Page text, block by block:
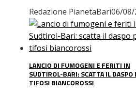
Redazione PianetaBari06/08/
LANCIO DI FUMOGENI E FERITI IN
SUDTIROL-BARI: SCATTA IL DASPO
TIFOSI BIANCOROSSI